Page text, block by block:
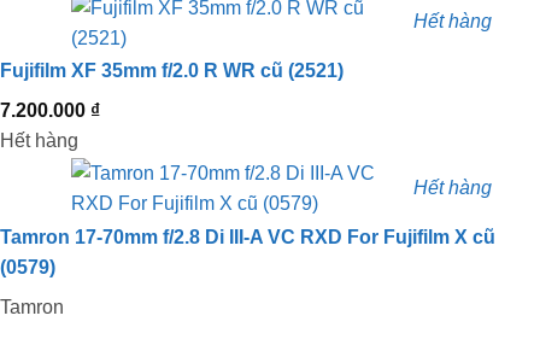
Hết hàng
Fujifilm XF 35mm f/2.0 R WR cũ (2521)
7.200.000 ₫
Hết hàng
Hết hàng
Tamron 17-70mm f/2.8 Di III-A VC RXD For Fujifilm X cũ
(0579)
Tamron